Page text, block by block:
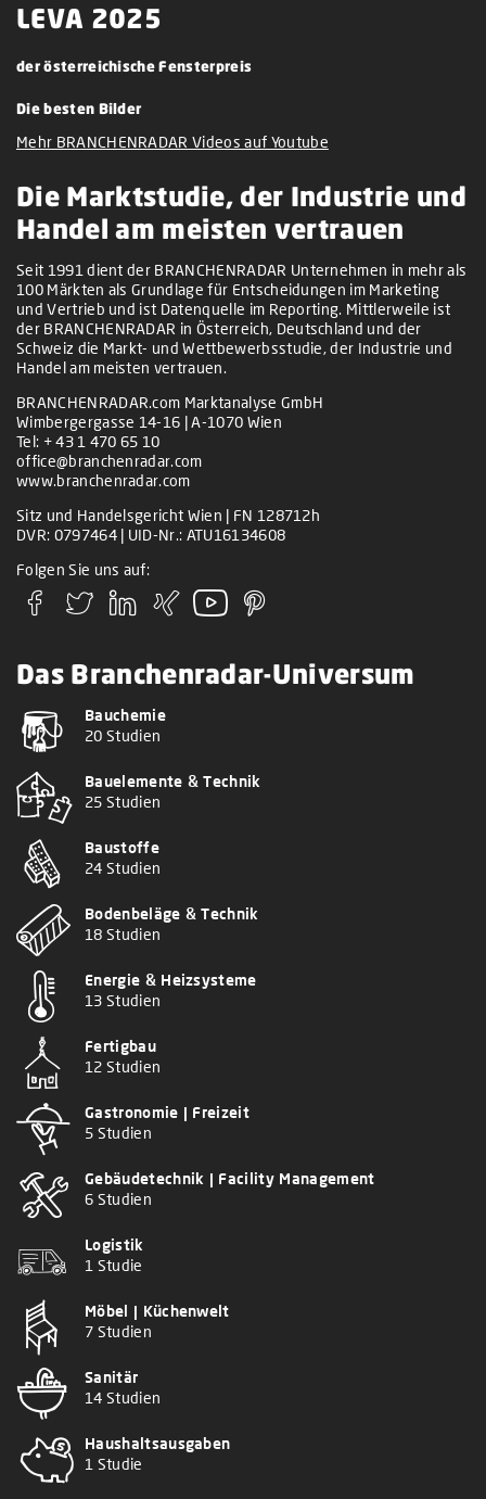
LEVA 2025
der österreichische Fensterpreis
Die besten Bilder
Mehr BRANCHENRADAR Videos auf Youtube
Die Marktstudie, der Industrie und
Handel am meisten vertrauen
Seit 1991 dient der BRANCHENRADAR Unternehmen in mehr als
100 Märkten als Grundlage für Entscheidungen im Marketing
und Vertrieb und ist Datenquelle im Reporting. Mittlerweile ist
der BRANCHENRADAR in Österreich, Deutschland und der
Schweiz die Markt- und Wettbewerbsstudie, der Industrie und
Handel am meisten vertrauen.
BRANCHENRADAR.com Marktanalyse GmbH
Wimbergergasse 14-16 | A-1070 Wien
Tel: + 43 1 470 65 10
office@branchenradar.com
www.branchenradar.com
Sitz und Handelsgericht Wien | FN 128712h
DVR: 0797464 | UID-Nr.: ATU16134608
Folgen Sie uns auf:
Das Branchenradar-Universum
Bauchemie
20 Studien
Bauelemente & Technik
25 Studien
Baustoffe
24 Studien
Bodenbeläge & Technik
18 Studien
Energie & Heizsysteme
13 Studien
Fertigbau
12 Studien
Gastronomie | Freizeit
5 Studien
Gebäudetechnik | Facility Management
6 Studien
Logistik
1 Studie
Möbel | Küchenwelt
7 Studien
Sanitär
14 Studien
Haushaltsausgaben
1 Studie